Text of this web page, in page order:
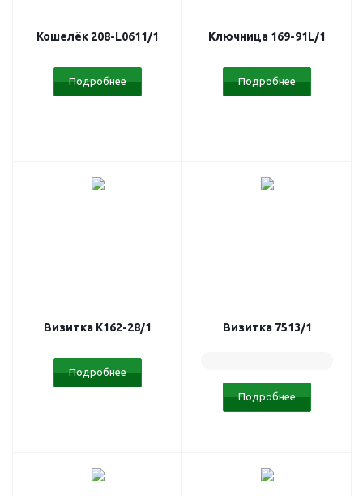
Кошелёк 208-L0611/1
Подробнее
Ключница 169-91L/1
Подробнее
Визитка K162-28/1
Подробнее
Визитка 7513/1
Подробнее